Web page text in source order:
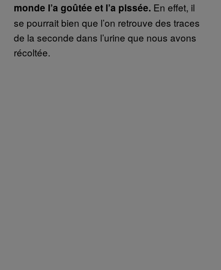
monde l’a goûtée et l’a pissée. En effet, il
se pourrait bien que l’on retrouve des traces
de la seconde dans l’urine que nous avons
récoltée.